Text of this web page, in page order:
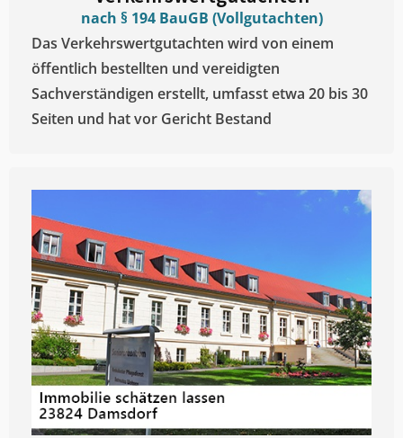
nach § 194 BauGB (Vollgutachten)
Das Verkehrswertgutachten wird von einem
öffentlich bestellten und vereidigten
Sachverständigen erstellt, umfasst etwa 20 bis 30
Seiten und hat vor Gericht Bestand